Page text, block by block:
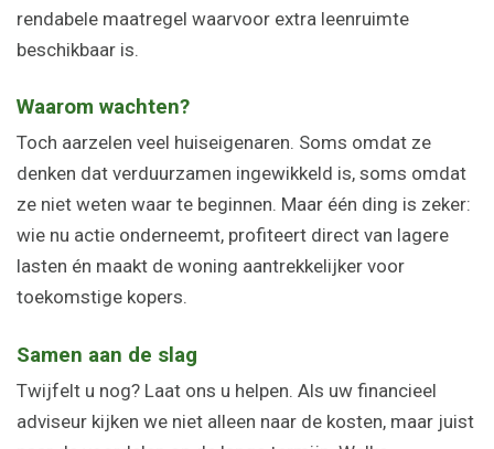
rendabele maatregel waarvoor extra leenruimte
beschikbaar is.
Waarom wachten?
Toch aarzelen veel huiseigenaren. Soms omdat ze
denken dat verduurzamen ingewikkeld is, soms omdat
ze niet weten waar te beginnen. Maar één ding is zeker:
wie nu actie onderneemt, profiteert direct van lagere
lasten én maakt de woning aantrekkelijker voor
toekomstige kopers.
Samen aan de slag
Twijfelt u nog? Laat ons u helpen. Als uw financieel
adviseur kijken we niet alleen naar de kosten, maar juist